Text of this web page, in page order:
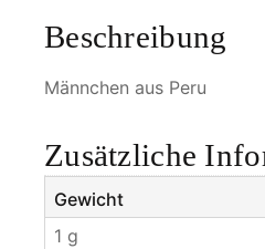
m
n
s
M
e
n
Beschreibung
Männchen aus Peru
Zusätzliche
Gewicht
1 g